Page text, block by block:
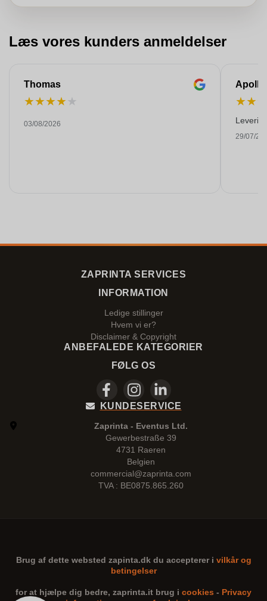
Læs vores kunders anmeldelser
Thomas
★★★★★
03/08/2026
★★
29/07/
ZAPRINTA SERVICES
INFORMATION
Ledige stillinger
Hvem vi er?
Disclaimer & Copyright
ANBEFALEDE KATEGORIER
FØLG OS
KUNDESERVICE
Zaprinta - Eventus Ltd.
Gewerbestraße 39
4731 Raeren
Belgien
commercial@zaprinta.com
TVA : BE0875.865.260
Brug af dette websted zapinta.dk du accepterer i vilkår og
betingelser
for at hjælpe dig bedre, zaprinta.it brug i cookies - Privacy